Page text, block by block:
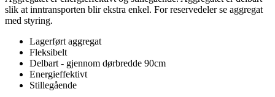
slik at inntransporten blir ekstra enkel. For reservedeler se aggregat
med styring.
Lagerført aggregat
Fleksibelt
Delbart - gjennom dørbredde 90cm
Energieffektivt
Stillegående